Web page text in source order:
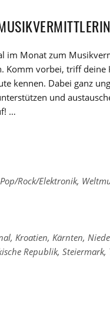
im Monat zum
Komm vorbei, triff deine
kennen. Dabei ganz
und
…
Pop/Rock/Elektronik,
, Kroatien, Kärnten,
Republik, Steiermark,